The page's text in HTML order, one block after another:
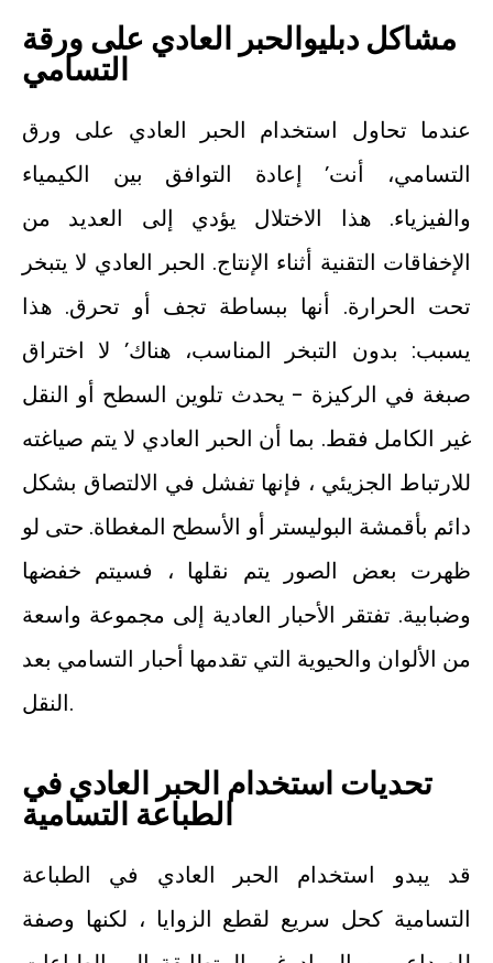
مشاكل دبليوالحبر العادي على ورقة
التسامي
عندما تحاول استخدام الحبر العادي على ورق
التسامي، أنت’ إعادة التوافق بين الكيمياء
والفيزياء. هذا الاختلال يؤدي إلى العديد من
الإخفاقات التقنية أثناء الإنتاج. الحبر العادي لا يتبخر
تحت الحرارة. أنها ببساطة تجف أو تحرق. هذا
يسبب: بدون التبخر المناسب، هناك’ لا اختراق
صبغة في الركيزة - يحدث تلوين السطح أو النقل
غير الكامل فقط. بما أن الحبر العادي لا يتم صياغته
للارتباط الجزيئي ، فإنها تفشل في الالتصاق بشكل
دائم بأقمشة البوليستر أو الأسطح المغطاة. حتى لو
ظهرت بعض الصور يتم نقلها ، فسيتم خفضها
وضبابية. تفتقر الأحبار العادية إلى مجموعة واسعة
من الألوان والحيوية التي تقدمها أحبار التسامي بعد
النقل.
تحديات استخدام الحبر العادي في
الطباعة التسامية
قد يبدو استخدام الحبر العادي في الطباعة
التسامية كحل سريع لقطع الزوايا ، لكنها وصفة